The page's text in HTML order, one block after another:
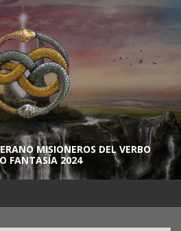
MISIONEROS DEL VERBO
FANTASÍA 2024